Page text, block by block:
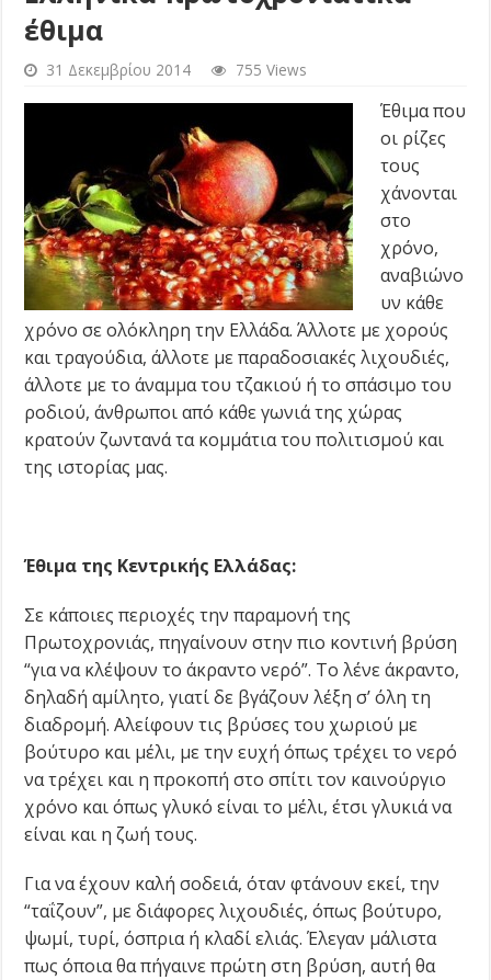
έθιμα
31 Δεκεμβρίου 2014 755 Views
Έθιμα που
οι ρίζες
τους
χάνονται
στο
χρόνο,
αναβιώνο
υν κάθε
χρόνο σε ολόκληρη την Ελλάδα. Άλλοτε με χορούς
και τραγούδια, άλλοτε με παραδοσιακές λιχουδιές,
άλλοτε με το άναμμα του τζακιού ή το σπάσιμο του
ροδιού, άνθρωποι από κάθε γωνιά της χώρας
κρατούν ζωντανά τα κομμάτια του πολιτισμού και
της ιστορίας μας.
Έθιμα της Κεντρικής Ελλάδας:
Σε κάποιες περιοχές την παραμονή της
Πρωτοχρονιάς, πηγαίνουν στην πιο κοντινή βρύση
“για να κλέψουν το άκραντο νερό”. Το λένε άκραντο,
δηλαδή αμίλητο, γιατί δε βγάζουν λέξη σ’ όλη τη
διαδρομή. Αλείφουν τις βρύσες του χωριού με
βούτυρο και μέλι, με την ευχή όπως τρέχει το νερό
να τρέχει και η προκοπή στο σπίτι τον καινούργιο
χρόνο και όπως γλυκό είναι το μέλι, έτσι γλυκιά να
είναι και η ζωή τους.
Για να έχουν καλή σοδειά, όταν φτάνουν εκεί, την
“ταΐζουν”, με διάφορες λιχουδιές, όπως βούτυρο,
ψωμί, τυρί, όσπρια ή κλαδί ελιάς. Έλεγαν μάλιστα
πως όποια θα πήγαινε πρώτη στη βρύση, αυτή θα